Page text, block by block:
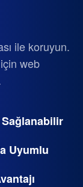
ile koruyun.
web
Uyumlu